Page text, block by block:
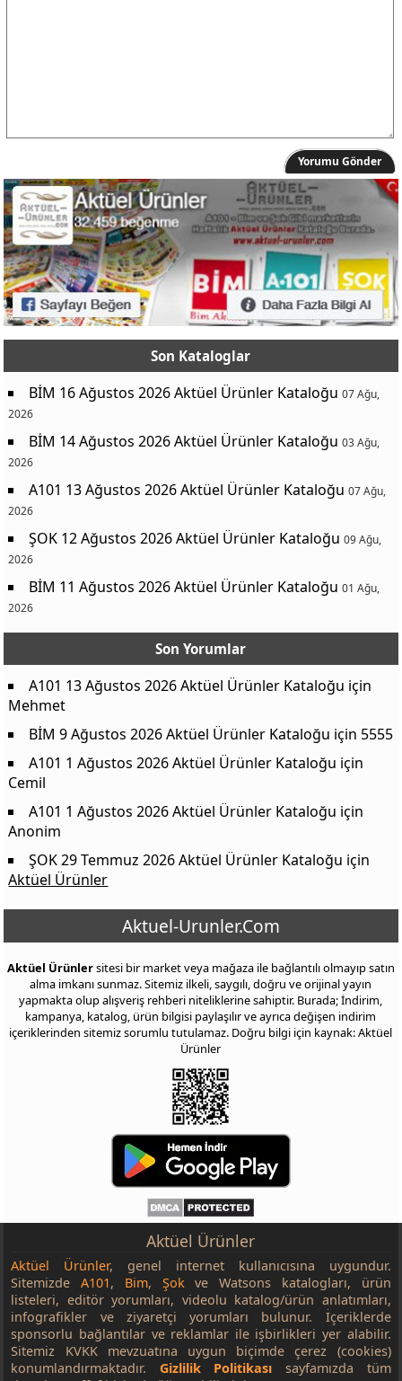
Yorumu Gönder
Son Kataloglar
BİM 16 Ağustos 2026 Aktüel Ürünler Kataloğu 07 Ağu,
2026
BİM 14 Ağustos 2026 Aktüel Ürünler Kataloğu 03 Ağu,
2026
A101 13 Ağustos 2026 Aktüel Ürünler Kataloğu 07 Ağu,
2026
ŞOK 12 Ağustos 2026 Aktüel Ürünler Kataloğu 09 Ağu,
2026
BİM 11 Ağustos 2026 Aktüel Ürünler Kataloğu 01 Ağu,
2026
Son Yorumlar
A101 13 Ağustos 2026 Aktüel Ürünler Kataloğu için
Mehmet
BİM 9 Ağustos 2026 Aktüel Ürünler Kataloğu için 5555
A101 1 Ağustos 2026 Aktüel Ürünler Kataloğu için
Cemil
A101 1 Ağustos 2026 Aktüel Ürünler Kataloğu için
Anonim
ŞOK 29 Temmuz 2026 Aktüel Ürünler Kataloğu için
Aktüel Ürünler
Aktuel-Urunler.Com
Aktüel Ürünlersitesi bir market veya mağaza ile bağlantılı olmayıp satın
alma imkanı sunmaz. Sitemiz ilkeli, saygılı, doğru ve orijinal yayın
yapmakta olup alışveriş rehberi niteliklerine sahiptir. Burada; İndirim,
kampanya, katalog, ürün bilgisi paylaşılır ve ayrıca değişen indirim
içeriklerinden sitemiz sorumlu tutulamaz. Doğru bilgi için kaynak: Aktüel
Ürünler
Aktüel Ürünler
Aktüel Ürünler, genel internet kullanıcısına uygundur.
SitemizdeA101, Bim, Şokve Watsons katalogları, ürün
listeleri, editör yorumları, videolu katalog/ürün anlatımları,
infografikler ve ziyaretçi yorumları bulunur. İçeriklerde
sponsorlu bağlantılar ve reklamlar ile işbirlikleri yer alabilir.
Sitemiz KVKK mevzuatına uygun biçimde çerez (cookies)
konumlandırmaktadır. Gizlilik Politikası sayfamızda tüm